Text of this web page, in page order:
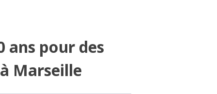
ans pour des
Marseille